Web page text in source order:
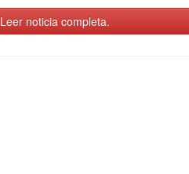
Leer noticia completa.